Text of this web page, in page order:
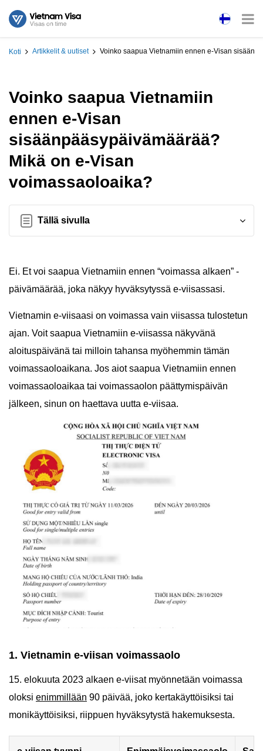
Koti Artikkelit & uutiset Voinko saapua Vietnamiin ennen e-Visan
Voinko saapua Vietnamiin
ennen e-Visan
sisäänpääsypäivämäärää?
Mikä on e-Visan
voimassaoloaika?
Tällä sivulla
Ei. Et voi saapua Vietnamiin ennen “voimassa alkaen” -
päivämäärää, joka näkyy hyväksytyssä e-viisassasi.
Vietnamin e-viisaasi on voimassa vain viisassa tulostetun
ajan. Voit saapua Vietnamiin e-viisassa näkyvänä
aloituspäivänä tai milloin tahansa myöhemmin tämän
voimassaoloaikana. Jos aiot saapua Vietnamiin ennen
voimassaoloaikaa tai voimassaolon päättymispäivän
jälkeen, sinun on haettava uutta e-viisaa.
1. Vietnamin e-viisan voimassaolo
15. elokuuta 2023 alkaen e-viisat myönnetään voimassa
oloksi enimmillään 90 päivää, joko kertakäyttöisiksi tai
monikäyttöisiksi, riippuen hyväksytystä hakemuksesta.